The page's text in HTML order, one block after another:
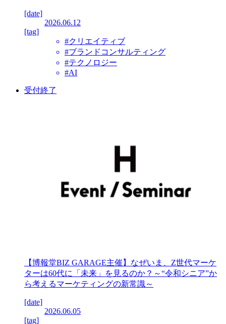
[date]
2026.06.12
[tag]
#クリエイティブ
#ブランドコンサルティング
#テクノロジー
#AI
受付終了
【博報堂BIZ GARAGE主催】なぜいま、Z世代マーケ
ターは60代に「未来」を見るのか？～“令和シニア”か
ら考えるマーケティングの新常識～
[date]
2026.06.05
[tag]